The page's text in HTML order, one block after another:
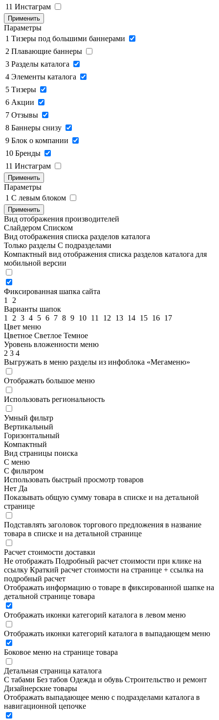
11 Инстаграм
Применить
Параметры
1 Тизеры под большими баннерами
2 Плавающие баннеры
3 Разделы каталога
4 Элементы каталога
5 Тизеры
6 Акции
7 Отзывы
8 Баннеры снизу
9 Блок о компании
10 Бренды
11 Инстаграм
Применить
Параметры
1 C левым блоком
Применить
Вид отображения производителей
Слайдером Списком
Вид отображения списка разделов каталога
Только разделы С подразделами
Компактный вид отображения списка разделов каталога для
мобильной версии
Фиксированная шапка сайта
1
2
Варианты шапок
1
2 3 4 5 6 7 8 9 10 11 12 13 14 15 16 17
Цвет меню
Цветное Светлое Темное
Уровень вложенности меню
2 3 4
Выгружать в меню разделы из инфоблока «Мегаменю»
Отображать большое меню
Использовать региональность
Умный фильтр
Вертикальный
Горизонтальный
Компактный
Вид страницы поиска
С меню
С фильтром
Использовать быстрый просмотр товаров
Нет Да
Показывать общую сумму товара в списке и на детальной
странице
Подставлять заголовок торгового предложения в название
товара в списке и на детальной странице
Расчет стоимости доставки
Не отображать Подробный расчет стоимости при клике на
ссылку Краткий расчет стоимости на странице + ссылка на
подробный расчет
Отображать информацию о товаре в фиксированной шапке на
детальной странице товара
Отображать иконки категорий каталога в левом меню
Отображать иконки категорий каталога в выпадающем меню
Боковое меню на странице товара
Детальная страница каталога
С табами Без табов Одежда и обувь Строительство и ремонт
Дизайнерские товары
Отображать выпадающее меню с подразделами каталога в
навигационной цепочке